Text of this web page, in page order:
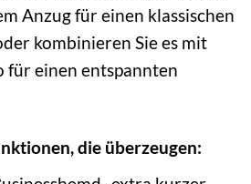
Anzug für einen klassischen
kombinieren Sie es mit
für einen entspannten
die überzeugen: